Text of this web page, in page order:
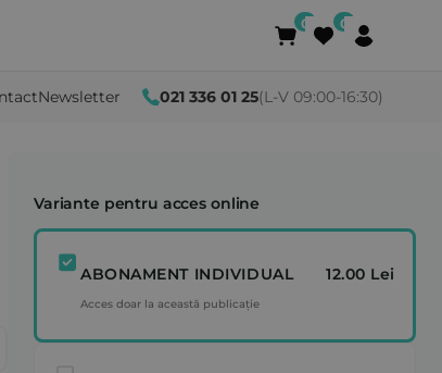
Newsletter 021 336 01 25(L-V 09:00-16:30)
Variante pentru acces online
ABONAMENT INDIVIDUAL 12.00 Lei
Acces doar la această publicație